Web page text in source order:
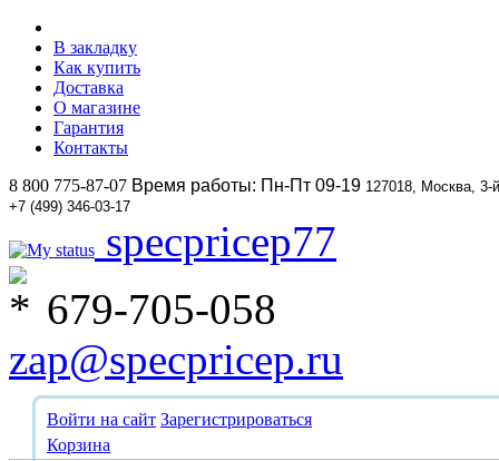
В закладку
Как купить
Доставка
О магазине
Гарантия
Контакты
8 800 775-87-07 Время работы: Пн-Пт 09-19 127018, Москва,
+7 (499) 346-03-17
specpricep77
679-705-058
zap@specpricep.ru
Войти на сайт Зарегистрироваться
Корзина